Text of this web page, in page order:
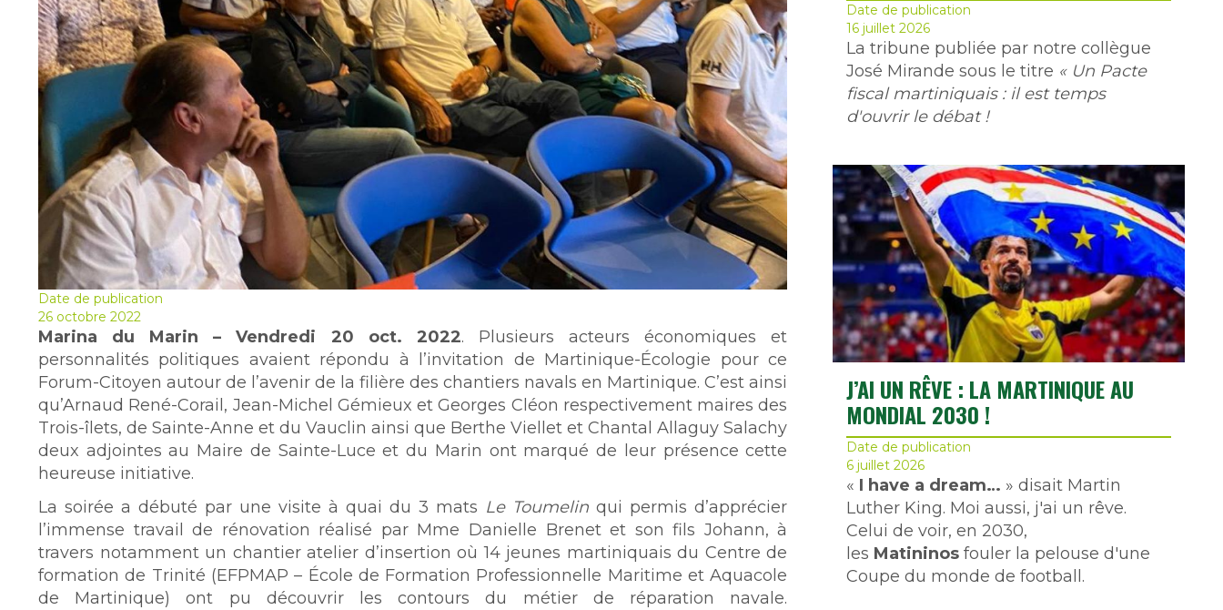
Date de publication
26 octobre 2022
Marina du Marin – Vendredi 20 oct. 2022. Plusieurs acteurs économiques et
personnalités politiques avaient répondu à l’invitation de Martinique-Écologie pour ce
Forum-Citoyen autour de l’avenir de la filière des chantiers navals en Martinique. C’est ainsi
qu’Arnaud René-Corail, Jean-Michel Gémieux et Georges Cléon respectivement maires des
Trois-îlets, de Sainte-Anne et du Vauclin ainsi que Berthe Viellet et Chantal Allaguy Salachy
deux adjointes au Maire de Sainte-Luce et du Marin ont marqué de leur présence cette
heureuse initiative.
La soirée a débuté par une visite à quai du 3 mats Le Toumelin qui permis d’apprécier
l’immense travail de rénovation réalisé par Mme Danielle Brenet et son fils Johann, à
travers notamment un chantier atelier d’insertion où 14 jeunes martiniquais du Centre de
formation de Trinité (EFPMAP – École de Formation Professionnelle Maritime et Aquacole
de Martinique) ont pu découvrir les contours du métier de réparation navale.
Date de publication
16 juillet 2026
La tribune publiée par notre collègue
José Mirande sous le titre « Un Pacte
fiscal martiniquais : il est temps
d'ouvrir le débat !
J’AI UN RÊVE : LA MARTINIQUE AU
MONDIAL 2030 !
Date de publication
6 juillet 2026
« I have a dream… » disait Martin
Luther King. Moi aussi, j'ai un rêve.
Celui de voir, en 2030,
les Matininos fouler la pelouse d'une
Coupe du monde de football.